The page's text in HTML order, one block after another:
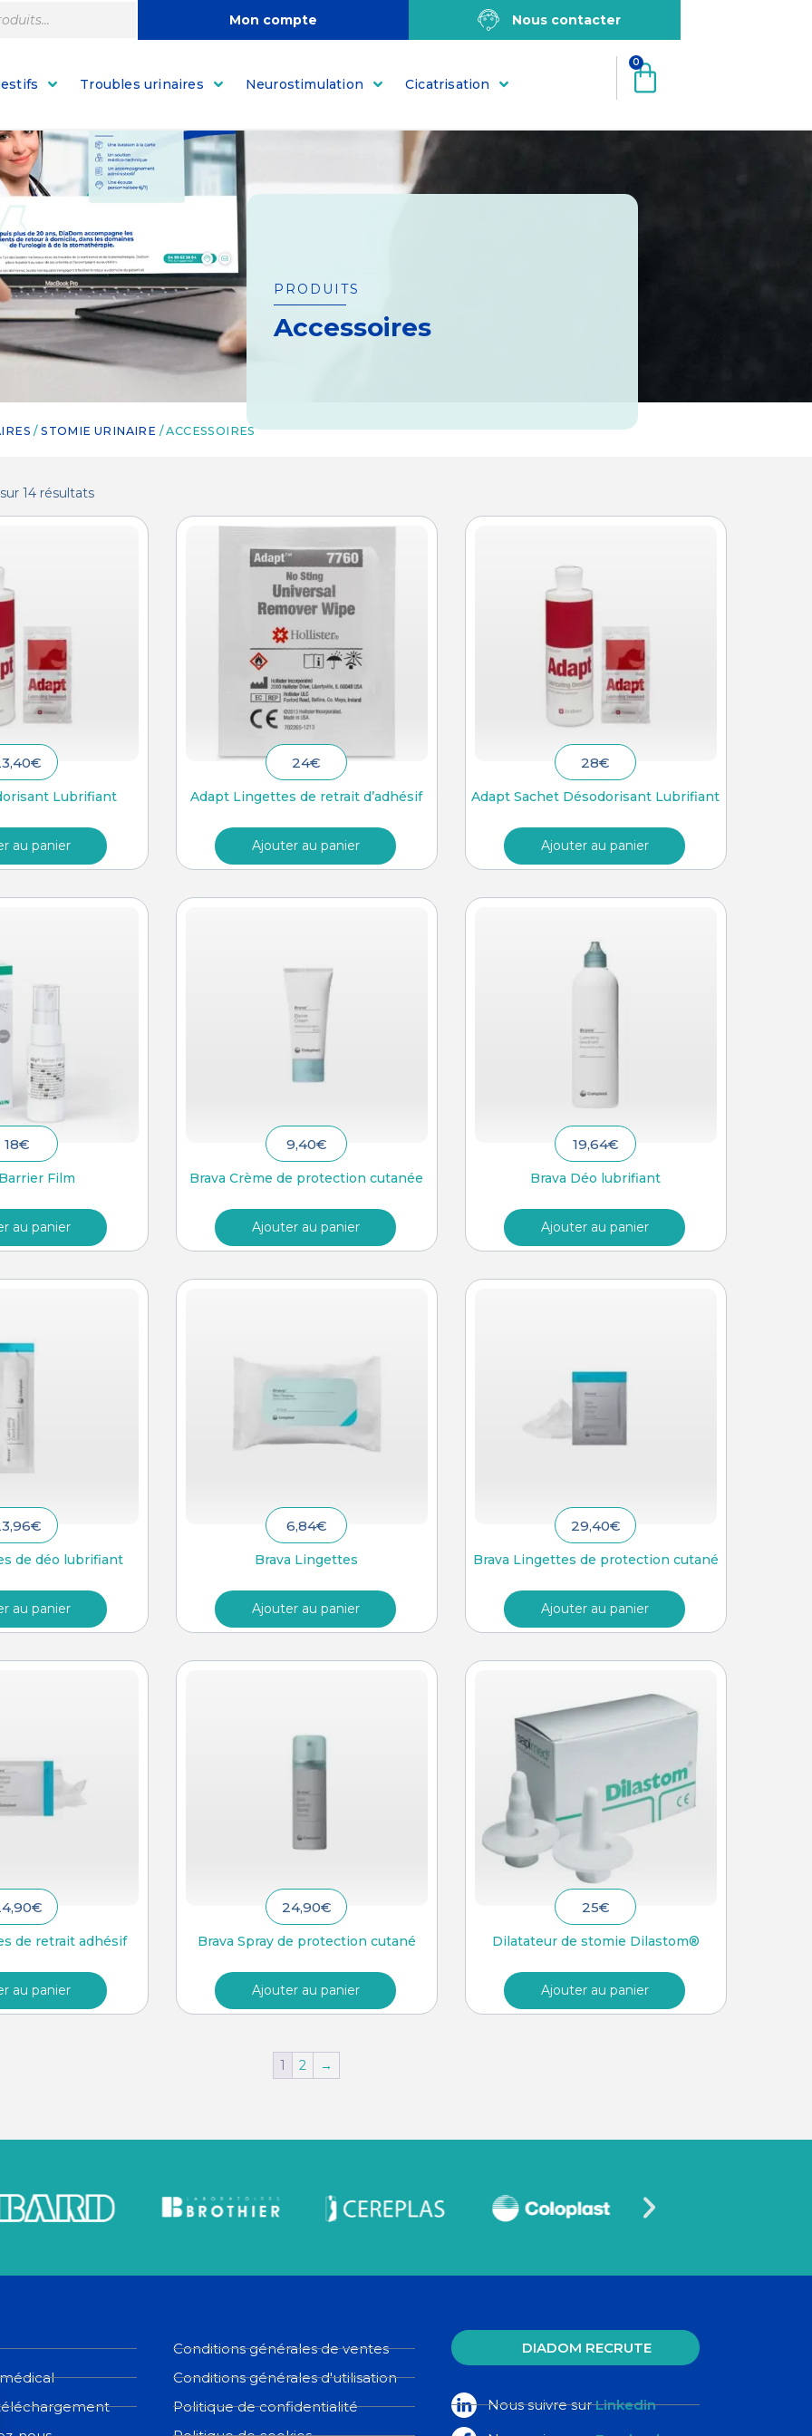
Mon compte Nous contacter
Troubles urinaires Neurostimulation Cicatrisation
0
PRODUITS
Accessoires
/STOMIE URINAIRE / ACCESSOIRES
14 résultats
Lubrifiant
€
au panier
Adapt Lingettes de retrait d’adhésif
24€
Ajouter au panier
Adapt Sachet Désodorisant Lubrifiant
28€
Ajouter au panier
Film
18€
au panier
Brava Crème de protection cutanée
9,40€
Ajouter au panier
Brava Déo lubrifiant
19,64€
Ajouter au panier
de déo lubrifiant
€
au panier
Brava Lingettes
6,84€
Ajouter au panier
Brava Lingettes de protection cutané
29,40€
Ajouter au panier
de retrait adhésif
€
au panier
Brava Spray de protection cutané
24,90€
Ajouter au panier
Dilatateur de stomie Dilastom®
25€
Ajouter au panier
1 2 →
téléchargement
Conditions générales de ventes
Conditions générales d'utilisation
Politique de confidentialité
DIADOM RECRUTE
Nous suivre surLinkedin